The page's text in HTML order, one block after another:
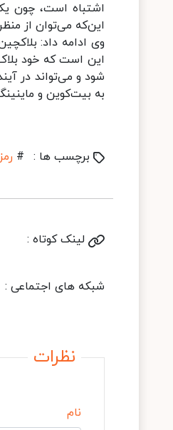
اشتباه است، چون
این‌که می‌توان از
وی ادامه داد:
این است که خود
به بیت‌کوین و
برچسب ها : #
لینک کوتاه :
شبکه های اجتماعی :
نظرات
نام